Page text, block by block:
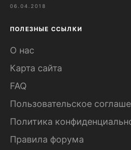
06.04.2018
ПОЛЕЗНЫЕ ССЫЛКИ
О нас
Карта сайта
FAQ
Пользовательское
Политика
Правила форума